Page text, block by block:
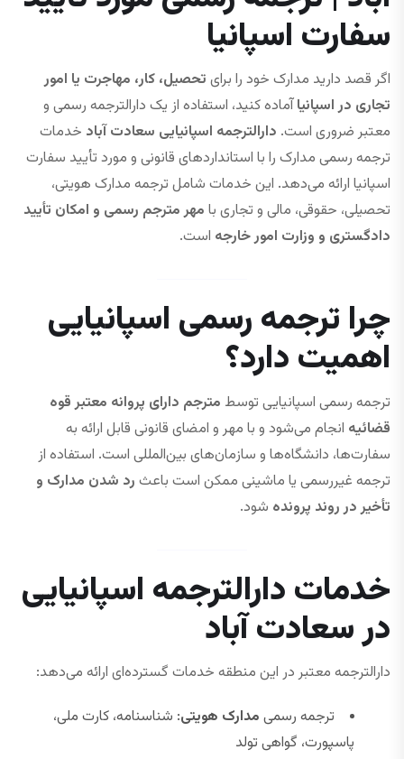
سفارت اسپانیا
اگر قصد دارید مدارک خود را برای تحصیل، کار، مهاجرت یا امور
تجاری در اسپانیاآماده کنید، استفاده از یک دارالترجمه رسمی و
معتبر ضروری است. دارالترجمه اسپانیایی سعادت آباد خدمات
ترجمه رسمی مدارک را با استانداردهای قانونی و مورد تأیید سفارت
اسپانیا ارائه می‌دهد. این خدمات شامل ترجمه مدارک هویتی،
تحصیلی، حقوقی، مالی و تجاری با مهر مترجم رسمی و امکان تأیید
دادگستری و وزارت امور خارجه است.
چرا ترجمه رسمی اسپانیایی
اهمیت دارد؟
ترجمه رسمی اسپانیایی توسط مترجم دارای پروانه معتبر قوه
قضائیه انجام می‌شود و با مهر و امضای قانونی قابل ارائه به
سفارت‌ها، دانشگاه‌ها و سازمان‌های بین‌المللی است. استفاده از
ترجمه غیررسمی یا ماشینی ممکن است باعث رد شدن مدارک و
تأخیر در روند پرونده شود.
خدمات دارالترجمه اسپانیایی
در سعادت آباد
دارالترجمه معتبر در این منطقه خدمات گسترده‌ای ارائه می‌دهد:
ترجمه رسمی مدارک هویتی: شناسنامه، کارت ملی،
پاسپورت، گواهی تولد